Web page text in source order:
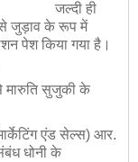
जल्दी ही
से जुड़ाव के रूप में
पेश किया गया है।
मारुति सुजुकी के
एंड सेल्स) आर.
धोनी के